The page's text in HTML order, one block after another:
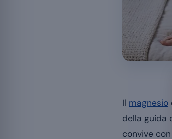
Il magnesio
della guida
convive